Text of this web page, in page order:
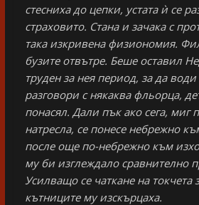
стесниха до цепки, устата ѝ се
страховито. Стана и зачака с
така изкривена физиономия.
бузите отвътре. Беше оставил
труден за нея период, за да води
разговори с някаква фльорца,
понасял. Дали пък ако сега, миг
натресла, се понесе небрежно
после още по-небрежно към
му би изглеждало сравнително
Усилващо се чаткане на токчета
кътниците му изскърцаха.